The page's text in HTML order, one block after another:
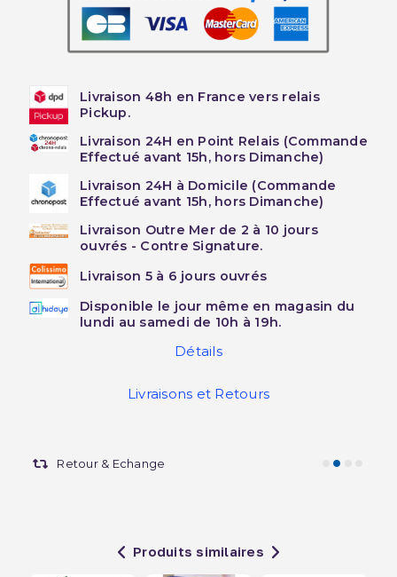
Livraison 48h en France vers relais
Pickup.
Livraison 24H en Point Relais (Commande
Effectué avant 15h, hors Dimanche)
Livraison 24H à Domicile (Commande
Effectué avant 15h, hors Dimanche)
Livraison Outre Mer de 2 à 10 jours
ouvrés - Contre Signature.
Livraison 5 à 6 jours ouvrés
Disponible le jour même en magasin du
lundi au samedi de 10h à 19h.
Détails
Livraisons et Retours
Retour & Echange
Produits similaires